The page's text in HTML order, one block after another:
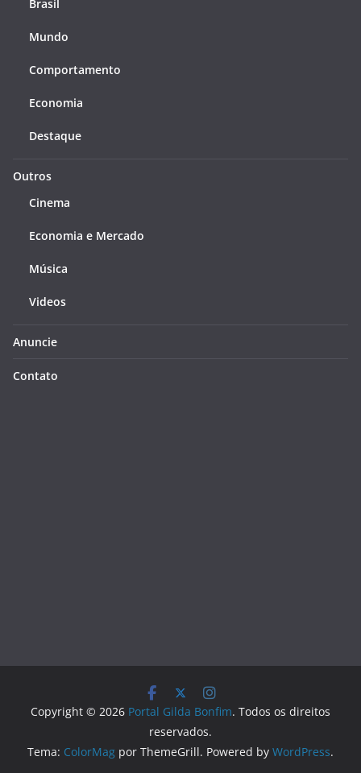
Brasil
Mundo
Comportamento
Economia
Destaque
Outros
Cinema
Economia e Mercado
Música
Videos
Anuncie
Contato
Copyright © 2026 Portal Gilda Bonfim. Todos os direitos
reservados.
Tema: ColorMag por ThemeGrill. Powered by WordPress.